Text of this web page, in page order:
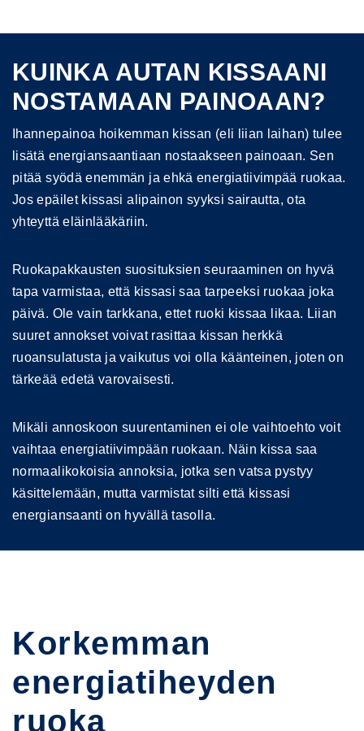
KUINKA AUTAN KISSAANI
NOSTAMAAN PAINOAAN?
Ihannepainoa hoikemman kissan (eli liian laihan) tulee
lisätä energiansaantiaan nostaakseen painoaan. Sen
pitää syödä enemmän ja ehkä energiatiivimpää ruokaa.
Jos epäilet kissasi alipainon syyksi sairautta, ota
yhteyttä eläinlääkäriin.
Ruokapakkausten suosituksien seuraaminen on hyvä
tapa varmistaa, että kissasi saa tarpeeksi ruokaa joka
päivä. Ole vain tarkkana, ettet ruoki kissaa likaa. Liian
suuret annokset voivat rasittaa kissan herkkä
ruoansulatusta ja vaikutus voi olla käänteinen, joten on
tärkeää edetä varovaisesti.
Mikäli annoskoon suurentaminen ei ole vaihtoehto voit
vaihtaa energiatiivimpään ruokaan. Näin kissa saa
normaalikokoisia annoksia, jotka sen vatsa pystyy
käsittelemään, mutta varmistat silti että kissasi
energiansaanti on hyvällä tasolla.
Korkemman
energiatiheyden
ruoka